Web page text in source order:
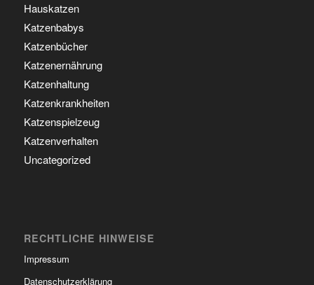
Hauskatzen
Katzenbabys
Katzenbücher
Katzenernährung
Katzenhaltung
Katzenkrankheiten
Katzenspielzeug
Katzenverhalten
Uncategorized
RECHTLICHE HINWEISE
Impressum
Datenschutzerklärung